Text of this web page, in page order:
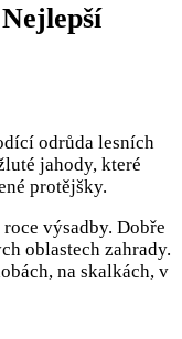
odrůda lesních
jahody, které
protějšky.
výsadby. Dobře
oblastech zahrady.
na skalkách, v